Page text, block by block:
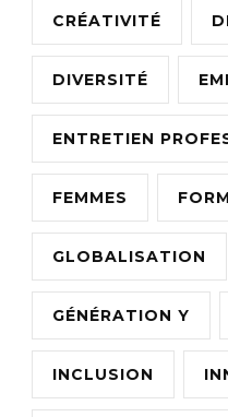
CRÉATIVITÉ
DIVERSITÉ
ENTRETIEN
FEMMES
GLOBALISATION
GÉNÉRATION Y
INCLUSION